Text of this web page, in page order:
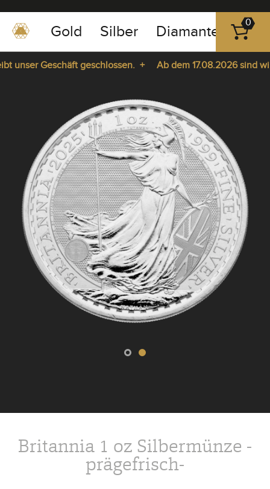
0351
-
43
Gold Silber Diamanten
0
Geschäft geschlossen. +
Ab dem 17.08.2026 sind wir
Britannia 1 oz Silbermünze -
prägefrisch-